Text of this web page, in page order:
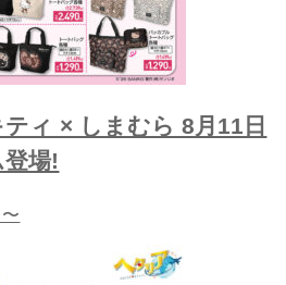
ィ × しまむら 8月11日
場!